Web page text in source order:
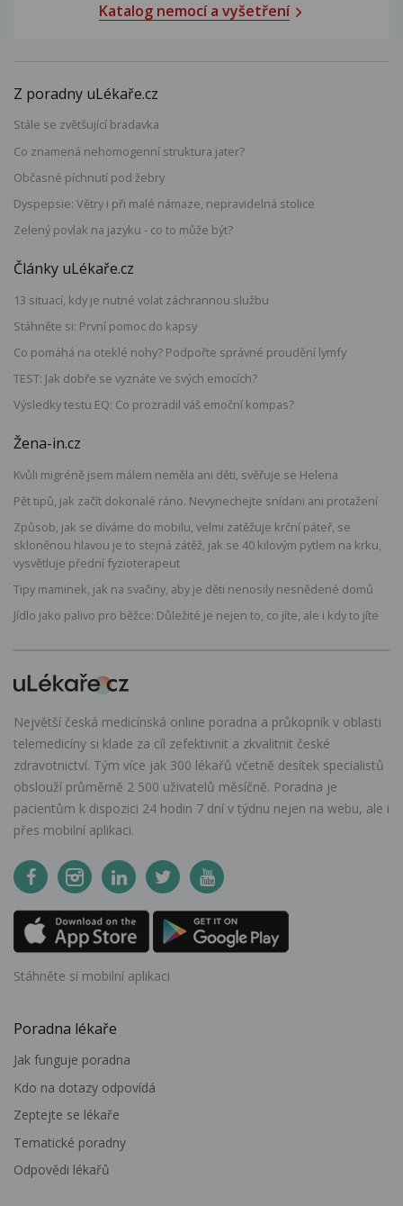
Katalog nemocí a vyšetření
Z poradny uLékaře.cz
Stále se zvětšující bradavka
Co znamená nehomogenní struktura jater?
Občasné píchnutí pod žebry
Dyspepsie: Větry i při malé námaze, nepravidelná stolice
Zelený povlak na jazyku - co to může být?
Články uLékaře.cz
13 situací, kdy je nutné volat záchrannou službu
Stáhněte si: První pomoc do kapsy
Co pomáhá na oteklé nohy? Podpořte správné proudění lymfy
TEST: Jak dobře se vyznáte ve svých emocích?
Výsledky testu EQ: Co prozradil váš emoční kompas?
Žena-in.cz
Kvůli migréně jsem málem neměla ani děti, svěřuje se Helena
Pět tipů, jak začít dokonalé ráno. Nevynechejte snídani ani protažení
Způsob, jak se díváme do mobilu, velmi zatěžuje krční páteř, se
skloněnou hlavou je to stejná zátěž, jak se 40 kilovým pytlem na krku,
vysvětluje přední fyzioterapeut
Tipy maminek, jak na svačiny, aby je děti nenosily nesnědené domů
Jídlo jako palivo pro běžce: Důležité je nejen to, co jíte, ale i kdy to jíte
Největší česká medicínská online poradna a průkopník v oblasti
telemedicíny si klade za cíl zefektivnit a zkvalitnit české
zdravotnictví. Tým více jak 300 lékařů včetně desítek specialistů
obslouží průměrně 2 500 uživatelů měsíčně. Poradna je
pacientům k dispozici 24 hodin 7 dní v týdnu nejen na webu, ale i
přes mobilní aplikaci.
Stáhněte si mobilní aplikaci
Poradna lékaře
Jak funguje poradna
Kdo na dotazy odpovídá
Zeptejte se lékaře
Tematické poradny
Odpovědi lékařů